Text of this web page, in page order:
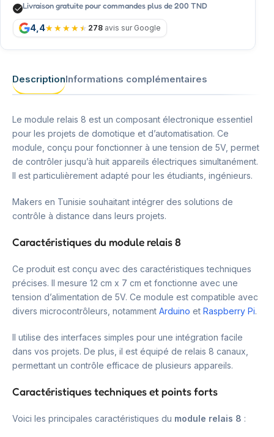
Livraison gratuite pour commandes plus de 200 TND
4,4 278 avis sur Google
DescriptionInformations complémentaires
Le module relais 8 est un composant électronique essentiel
pour les projets de domotique et d’automatisation. Ce
module, conçu pour fonctionner à une tension de 5V, permet
de contrôler jusqu’à huit appareils électriques simultanément.
Il est particulièrement adapté pour les étudiants, ingénieurs.
Makers en Tunisie souhaitant intégrer des solutions de
contrôle à distance dans leurs projets.
Caractéristiques du module relais 8
Ce produit est conçu avec des caractéristiques techniques
précises. Il mesure 12 cm x 7 cm et fonctionne avec une
tension d’alimentation de 5V. Ce module est compatible avec
divers microcontrôleurs, notamment Arduino et Raspberry Pi.
Il utilise des interfaces simples pour une intégration facile
dans vos projets. De plus, il est équipé de relais 8 canaux,
permettant un contrôle efficace de plusieurs appareils.
Caractéristiques techniques et points forts
Voici les principales caractéristiques du module relais 8 :